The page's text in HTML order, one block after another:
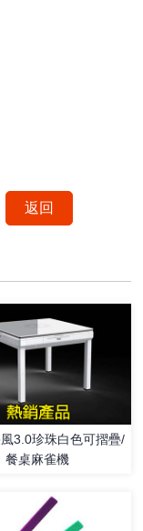
返回
3.0珍珠白色可摺疊/
餐桌麻雀機